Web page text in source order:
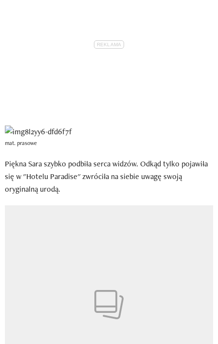
mat. prasowe
Piękna Sara szybko podbiła serca widzów. Odkąd tylko pojawiła
się w "Hotelu Paradise" zwróciła na siebie uwagę swoją
oryginalną urodą.